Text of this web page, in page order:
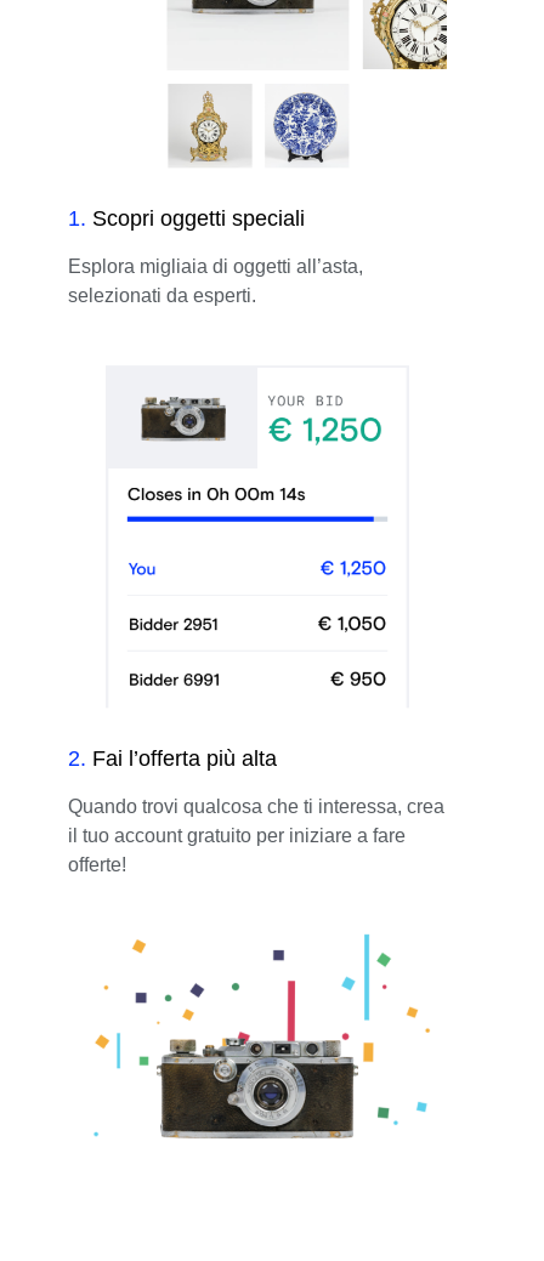
1. Scopri oggetti speciali
Esplora migliaia di oggetti all’asta,
selezionati da esperti.
2. Fai l’offerta più alta
Quando trovi qualcosa che ti interessa, crea
il tuo account gratuito per iniziare a fare
offerte!